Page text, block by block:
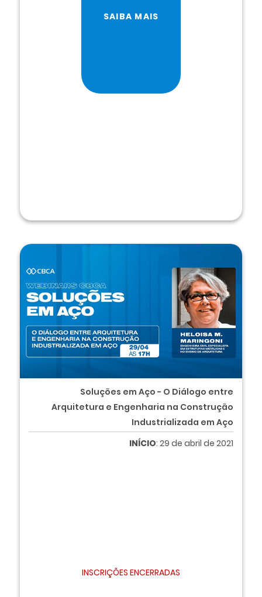
SAIBA MAIS
Soluções em Aço - O Diálogo entre
Arquitetura e Engenharia na Construção
Industrializada em Aço
INÍCIO: 29 de abril de 2021
INSCRIÇÕES ENCERRADAS